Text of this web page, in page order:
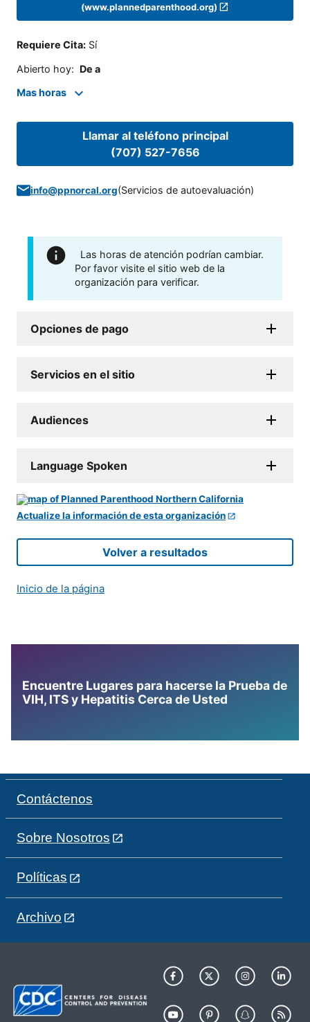
(www.plannedparenthood.org)
Requiere Cita: Sí
Abierto hoy: De a
Mas horas
Llamar al teléfono principal
(707) 527-7656
info@ppnorcal.org(Servicios de autoevaluación)
Las horas de atención podrían cambiar.
Por favor visite el sitio web de la
organización para verificar.
Opciones de pago
Servicios en el sitio
Audiences
Language Spoken
Actualize la información de esta organización
Volver a resultados
Inicio de la página
Encuentre Lugares para hacerse la Prueba de
VIH, ITS y Hepatitis Cerca de Usted
Contáctenos
Sobre Nosotros
Políticas
Archivo